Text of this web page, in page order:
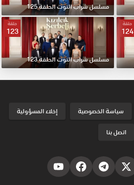
مسلسل شراب التوت الحلقة 125
حلقة
124
حلقة
123
مسلسل شراب التوت الحلقة 123
سياسة الخصوصية
إخلاء المسؤولية
اتصل بنا